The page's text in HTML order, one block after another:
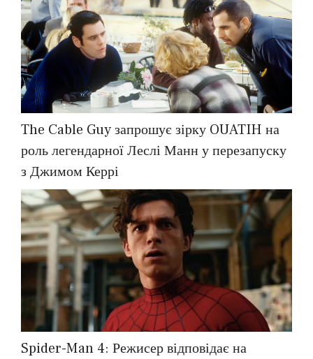
The Cable Guy запрошує зірку OUATIH на
роль легендарної Леслі Манн у перезапуску
з Джимом Керрі
Spider-Man 4: Режисер відповідає на